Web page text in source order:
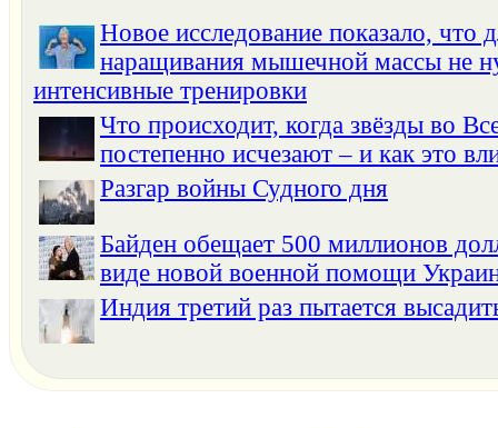
Новое исследование показало, что
наращивания мышечной массы не
интенсивные тренировки
Что происходит, когда звёзды во
постепенно исчезают – и как это
Разгар войны Судного дня
Байден обещает 500 миллионов
виде новой военной помощи
Индия третий раз пытается